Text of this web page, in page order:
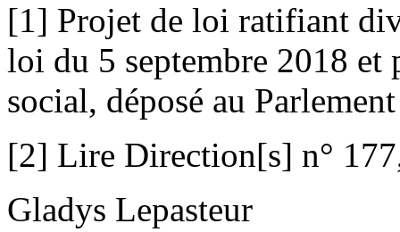
[1] Projet de loi ratifiant
loi du 5 septembre 2018 et
social, déposé au
[2] Lire Direction[s] n°
Gladys Lepasteur